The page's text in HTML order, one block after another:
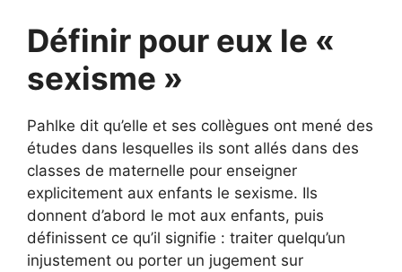
Définir pour eux le «
sexisme »
Pahlke dit qu’elle et ses collègues ont mené des
études dans lesquelles ils sont allés dans des
classes de maternelle pour enseigner
explicitement aux enfants le sexisme. Ils
donnent d’abord le mot aux enfants, puis
définissent ce qu’il signifie : traiter quelqu’un
injustement ou porter un jugement sur